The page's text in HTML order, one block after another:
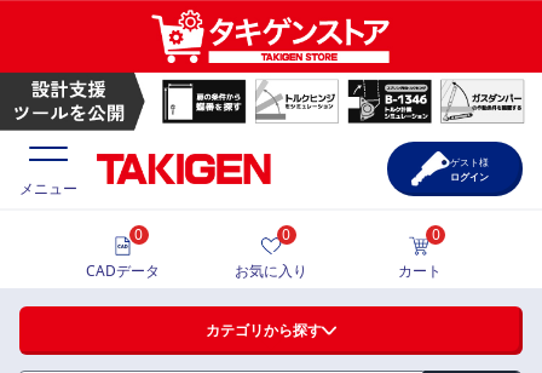
価格一覧
メニュー
カテゴリから探す
0
CADデータ
0
お気に入り
0
カート
ゲスト様
ログイン